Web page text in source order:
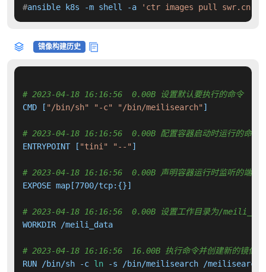
#ansible k8s -m shell -a 'ctr images pull swr.cn-
镜像构建历史
# 2023-04-18 16:16:56  0.00B 设置默认要执行的命令
CMD [ "/bin/sh" "-c" "/bin/meilisearch" ]
# 2023-04-18 16:16:56  0.00B 配置容器启动时运行的命令
ENTRYPOINT [ "tini" "--" ]
# 2023-04-18 16:16:56  0.00B 声明容器运行时监听的端口
EXPOSE map[7700/tcp:{}]
# 2023-04-18 16:16:56  0.00B 设置工作目录为/
WORKDIR /meili_data
# 2023-04-18 16:16:56  16.00B 执行命令并创建新的镜像层
RUN /bin/sh -c ln -s /bin/meilisearch /meilisearch